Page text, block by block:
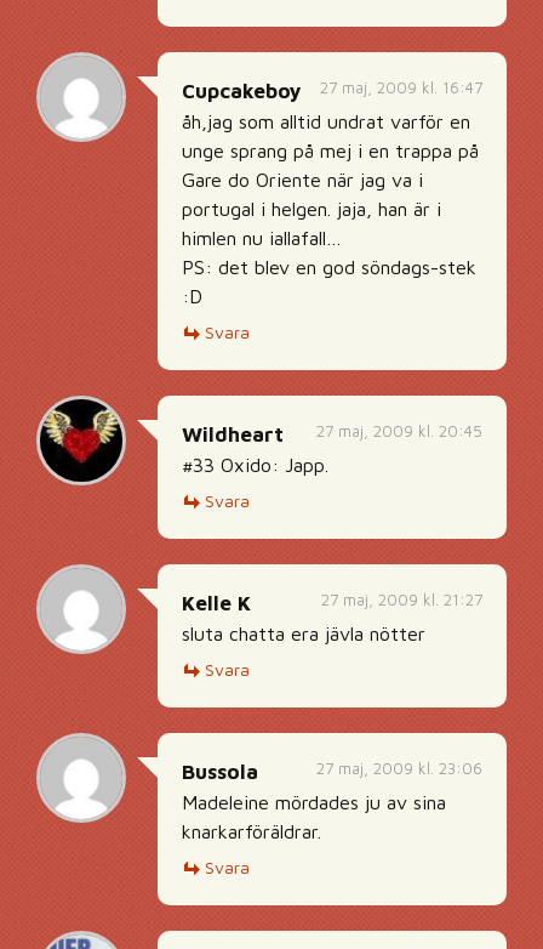
27 maj, 2009 kl. 16:47
Cupcakeboy
åh,jag som alltid undrat varför en
unge sprang på mej i en trappa på
Gare do Oriente när jag va i
portugal i helgen. jaja, han är i
himlen nu iallafall…
PS: det blev en god söndags-stek
:D
Svara
27 maj, 2009 kl. 20:45
Wildheart
#33 Oxido: Japp.
Svara
27 maj, 2009 kl. 21:27
Kelle K
sluta chatta era jävla nötter
Svara
27 maj, 2009 kl. 23:06
Bussola
Madeleine mördades ju av sina
knarkarföräldrar.
Svara